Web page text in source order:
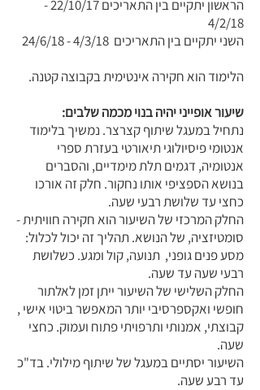
הראשון יתקיים בין התאריכים 22/10/17 -
4/2/18
השני יתקיים בין התאריכים 4/3/18 - 24/6/18
הלימוד הוא חקירה אינטימית בקבוצה קטנה.
שיעור אופייני יהיה בנוי מכמה שלבים:
נתחיל במעגל שיתוף קצרצר. נמשיך בלימוד
אנטומי פיסיולוגי תיאורטי בעזרת ספרי
אנטומיה, דגמים תלת מימדיים, והסברים
בנושא הספציפי אותו נחקור. חלק זה אורכו
כחצי עד שלושת רבעי שעה.
החלק המרכזי של השיעור הוא חקירה חוויתית -
סומטיזציה, של הנושא. תהליך זה יכול לכלול:
מסע פנים גופני, תנועה, קול ומגע. כשלושת
רבעי שעה עד שעה.
החלק השלישי של השיעור ייתן זמן לאלתור
חופשי ואקספרסיבי יותר המאפשר ביטוי אישי ,
קבוצתי, אמנותי ותרפויתי פתוח ועמוק. כחצי
שעה.
השיעור יסתיים במעגל של שיתוף מילולי. בד"כ
עד רבע שעה.